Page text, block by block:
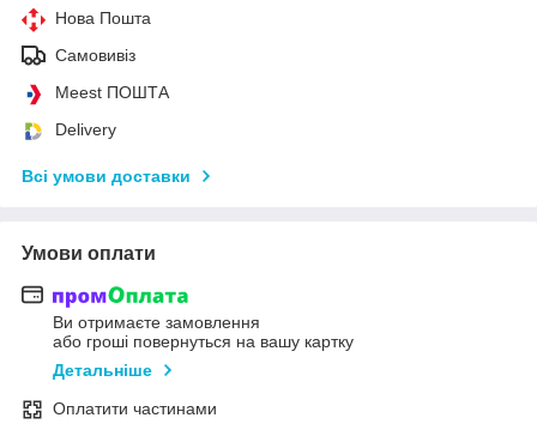
Нова Пошта
Самовивіз
Meest ПОШТА
Delivery
Всі умови доставки
Умови оплати
Ви отримаєте замовлення
або гроші повернуться на вашу картку
Детальніше
Оплатити частинами